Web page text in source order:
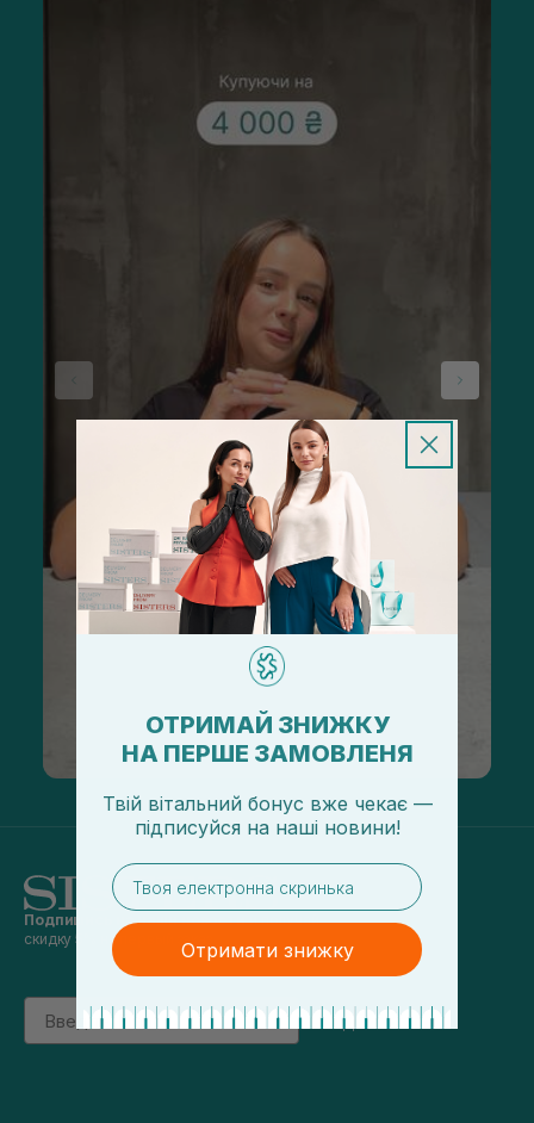
Подпишись на наши новостии получай
скидку 5% на первый заказ
Email
підписатись
ОТРИМАЙ ЗНИЖКУ
НА ПЕРШЕ ЗАМОВЛЕНЯ
Твій вітальний бонус вже чекає —
підписуйся на наші новини!
email
Отримати знижку